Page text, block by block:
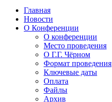
Главная
Новости
О Конференции
О конференции
Место проведения
О Г.Г. Чёрном
Формат проведения
Ключевые даты
Оплата
Файлы
Архив